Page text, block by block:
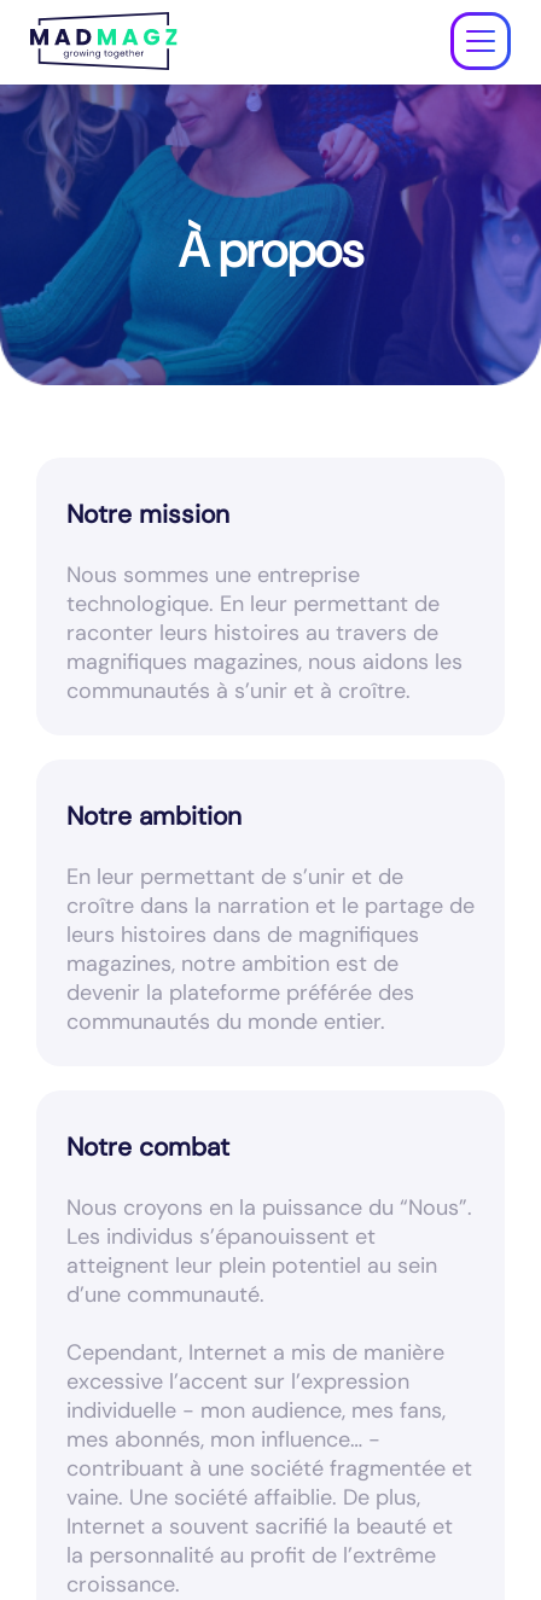
À propos
Tarifs
Éducation
Entreprise
Aide ↗
S'inscrire gratuitement
À propos
Notre mission
Nous sommes une entreprise
technologique. En leur permettant de
raconter leurs histoires au travers de
magnifiques magazines, nous aidons les
communautés à s’unir et à croître.
Notre ambition
En leur permettant de s’unir et de
croître dans la narration et le partage de
leurs histoires dans de magnifiques
magazines, notre ambition est de
devenir la plateforme préférée des
communautés du monde entier.
Notre combat
Nous croyons en la puissance du “Nous”.
Les individus s’épanouissent et
atteignent leur plein potentiel au sein
d’une communauté.
Cependant, Internet a mis de manière
excessive l’accent sur l’expression
individuelle - mon audience, mes fans,
mes abonnés, mon influence… -
contribuant à une société fragmentée et
vaine. Une société affaiblie. De plus,
Internet a souvent sacrifié la beauté et
la personnalité au profit de l’extrême
croissance.